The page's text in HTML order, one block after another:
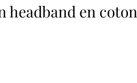
headband en coton